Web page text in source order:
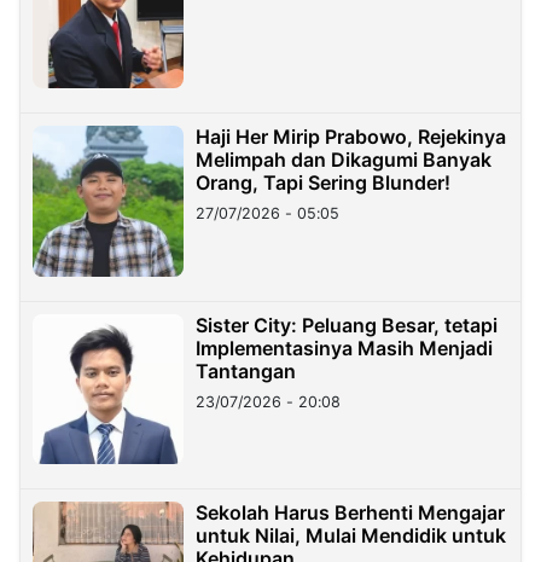
Haji Her Mirip Prabowo, Rejekinya
Melimpah dan Dikagumi Banyak
Orang, Tapi Sering Blunder!
27/07/2026 - 05:05
Sister City: Peluang Besar, tetapi
Implementasinya Masih Menjadi
Tantangan
23/07/2026 - 20:08
Sekolah Harus Berhenti Mengajar
untuk Nilai, Mulai Mendidik untuk